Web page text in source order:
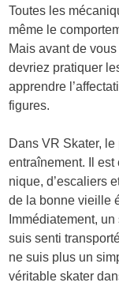
Toutes les
même le
Mais avant de
devriez pratiquer
apprendre
figures.
Dans VR Skater,
entraînement. Il
nique, d’escaliers
de la bonne vieille
Immédiatement,
suis senti
ne suis plus un
véritable skater